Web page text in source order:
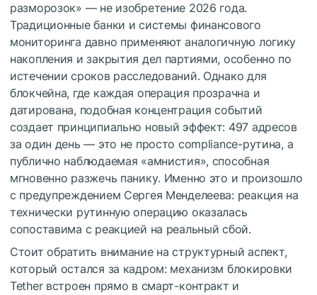
разморозок» — не изобретение 2026 года.
Традиционные банки и системы финансового
мониторинга давно применяют аналогичную логику
накопления и закрытия дел партиями, особенно по
истечении сроков расследований. Однако для
блокчейна, где каждая операция прозрачна и
датирована, подобная концентрация событий
создает принципиально новый эффект: 497 адресов
за один день — это не просто compliance-рутина, а
публично наблюдаемая «амнистия», способная
мгновенно разжечь панику. Именно это и произошло
с предупреждением Сергея Менделеева: реакция на
технически рутинную операцию оказалась
сопоставима с реакцией на реальный сбой.
Стоит обратить внимание на структурный аспект,
который остался за кадром: механизм блокировки
Tether встроен прямо в смарт-контракт и